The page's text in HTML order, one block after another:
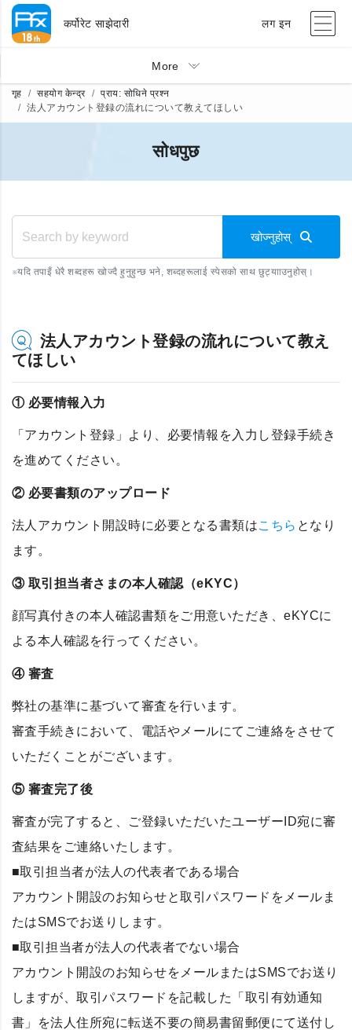
कर्पोरेट साझेदारी लग इन
More
गृह सहयोग केन्द्र
प्राय: सोधिने प्रश्न
法人アカウント登録の流れについて教えてほしい
सोधपुछ
खोज्नुहोस्
※यदि तपाइँ धेरै शब्दहरू खोज्दै हुनुहुन्छ भने, शब्दहरूलाई स्पेसको साथ छुट्यााउनुहोस्।
法人アカウント登録の流れについて教え
てほしい
① 必要情報入力
「アカウント登録」より、必要情報を入力し登録手続き
を進めてください。
② 必要書類のアップロード
法人アカウント開設時に必要となる書類はこちら となり
ます。
③ 取引担当者さまの本人確認（eKYC）
顔写真付きの本人確認書類をご用意いただき、eKYCに
よる本人確認を行ってください。
④ 審査
弊社の基準に基づいて審査を行います。
審査手続きにおいて、電話やメールにてご連絡をさせて
いただくことがございます。
⑤ 審査完了後
審査が完了すると、ご登録いただいたユーザーID宛に審
査結果をご連絡いたします。
■取引担当者が法人の代表者である場合
アカウント開設のお知らせと取引パスワードをメールま
たはSMSでお送りします。
■取引担当者が法人の代表者でない場合
アカウント開設のお知らせをメールまたはSMSでお送り
しますが、取引パスワードを記載した「取引有効通知
書」を法人住所宛に転送不要の簡易書留郵便にて送付し